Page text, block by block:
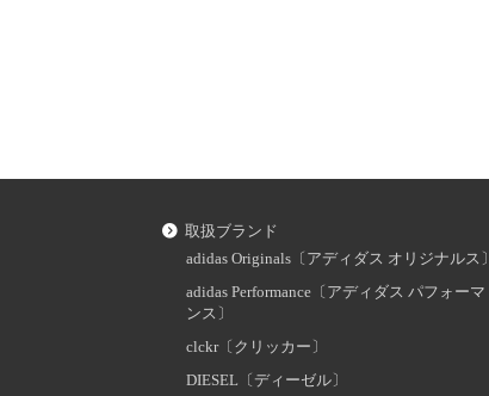
取扱ブランド
adidas Originals〔アディダス オリジナルス〕
adidas Performance〔アディダス パフォーマ
ンス〕
clckr〔クリッカー〕
DIESEL〔ディーゼル〕